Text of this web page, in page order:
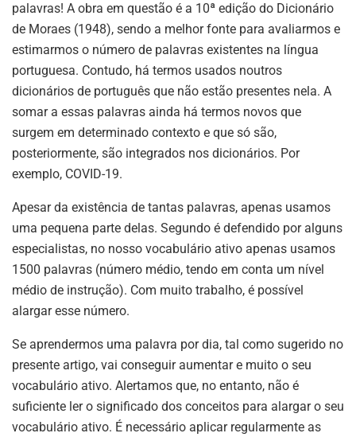
palavras! A obra em questão é a 10ª edição do Dicionário
de Moraes (1948), sendo a melhor fonte para avaliarmos e
estimarmos o número de palavras existentes na língua
portuguesa. Contudo, há termos usados noutros
dicionários de português que não estão presentes nela. A
somar a essas palavras ainda há termos novos que
surgem em determinado contexto e que só são,
posteriormente, são integrados nos dicionários. Por
exemplo, COVID-19.
Apesar da existência de tantas palavras, apenas usamos
uma pequena parte delas. Segundo é defendido por alguns
especialistas, no nosso vocabulário ativo apenas usamos
1500 palavras (número médio, tendo em conta um nível
médio de instrução). Com muito trabalho, é possível
alargar esse número.
Se aprendermos uma palavra por dia, tal como sugerido no
presente artigo, vai conseguir aumentar e muito o seu
vocabulário ativo. Alertamos que, no entanto, não é
suficiente ler o significado dos conceitos para alargar o seu
vocabulário ativo. É necessário aplicar regularmente as